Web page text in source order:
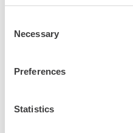
Selection
Necessary
Preferences
Statistics
Mountainbiken